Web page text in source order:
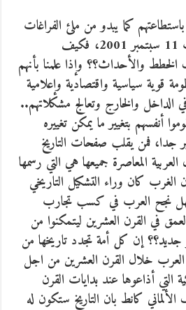
كما يبدو من ملئ الفراغات
الهائلة التي أحدثتها متغيرات 11 سبتمبر 2001، فكيف
والأحداث؟؟ وإذا علمنا بأنهم
قوية سياسية واقتصادية وإعلامية
الداخل والخارج وتعالج مشكلاتهم..
أنفسهم بتغيير ما يمكن تغييره
فمن يقلب صفحات التاريخ
المعاصرة جميعها هي التي رسمها
كان وراء التشكيل التاريخي
فهل نجح العرب في كسب تجارب
في القرن العشرين ليتمكنوا من
جديد؟؟ إن كل أمة تجدد تاريخها من
خلال القرن العشرين من اجل
التي أذاعوها عند بدايات القرن
كانط بان التاريخ ستكون له